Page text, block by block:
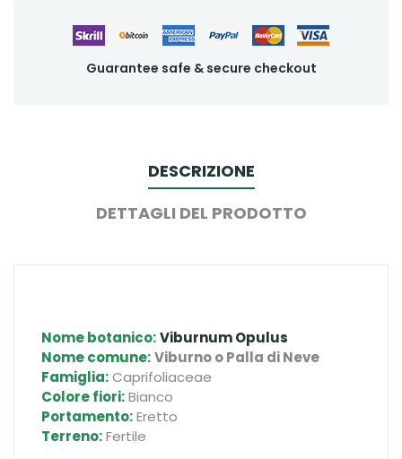
Guarantee safe & secure checkout
DESCRIZIONE
DETTAGLI DEL PRODOTTO
Nome botanico:Viburnum Opulus
Nome comune:Viburno o Palla di Neve
Famiglia:Caprifoliaceae
Colore fiori:Bianco
Portamento:Eretto
Terreno:Fertile